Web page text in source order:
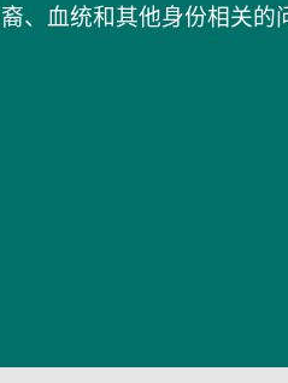
、血统和其他身份相关的